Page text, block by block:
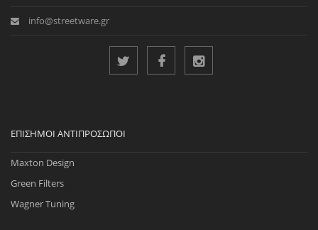
info@streetware.gr
ΕΠΊΣΗΜΟΙ ΑΝΤΙΠΡΌΣΩΠΟΙ
Maxton Design
Green Filters
Wagner Tuning